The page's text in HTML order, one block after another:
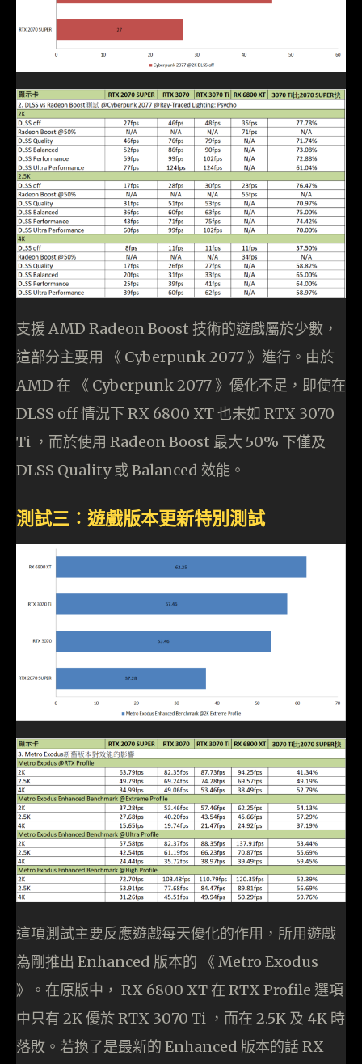
支援 AMD Radeon Boost 技術的遊戲屬於少數，
這部分主要用 《 Cyberpunk 2077 》進行。由於
AMD 在 《 Cyberpunk 2077 》優化不足，即使在
DLSS off 情況下 RX 6800 XT 也未如 RTX 3070
Ti ，而於使用 Radeon Boost 最大 50% 下僅及
DLSS Quality 或 Balanced 效能。
測試三︰遊戲版本更新特別測試
這項測試主要反應遊戲每天優化的作用，所用遊戲
為剛推出 Enhanced 版本的 《 Metro Exodus
》。在原版中， RX 6800 XT 在 RTX Profile 選項
中只有 2K 優於 RTX 3070 Ti ，而在 2.5K 及 4K 時
落敗。若換了是最新的 Enhanced 版本的話 RX